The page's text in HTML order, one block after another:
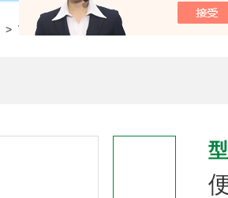
> VM-210便携式快速水分测定仪